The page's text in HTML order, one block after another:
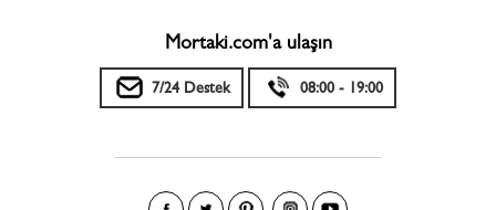
Mortaki.com'a ulaşın
7/24 Destek 08:00 - 19:00